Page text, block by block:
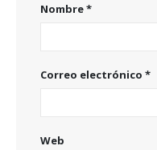
Nombre*
Correo electrónico *
Web